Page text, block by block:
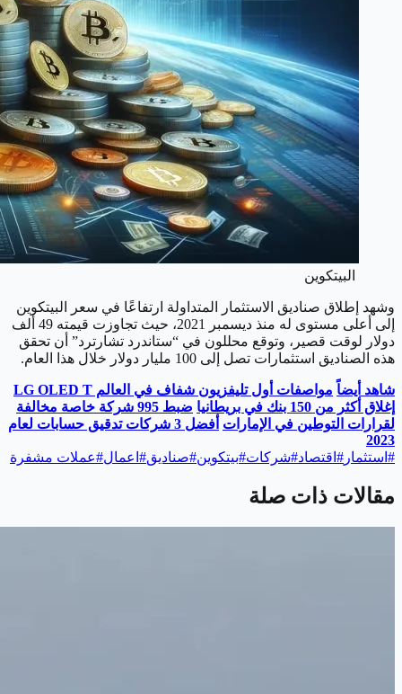
البيتكوين
وشهد إطلاق صناديق الاستثمار المتداولة ارتفاعًا في سعر البيتكوين
إلى أعلى مستوى له منذ ديسمبر 2021، حيث تجاوزت قيمته 49 ألف
دولار لوقت قصير، وتوقع محللون في “ستاندرد تشارترد” أن تحقق
هذه الصناديق استثمارات تصل إلى 100 مليار دولار خلال هذا العام.
شاهد أيضاً مواصفات أول تليفزيون شفاف في العالم LG OLED T
إغلاق أكثر من 150 بنك في بريطانيا
ضبط 995 شركة خاصة مخالفة
لقرارات التوطين في الإمارات
أفضل 3 شركات تدقيق حسابات لعام
2023
# استثمار # اقتصاد#شركات#بيتكوين#صناديق# اعمال#عملات مشفرة
مقالات ذات صلة